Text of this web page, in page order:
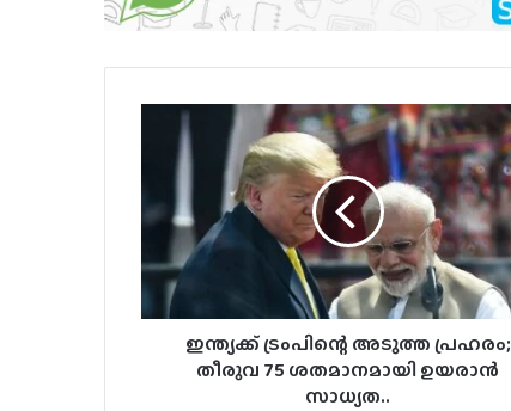
ഇന്ത്യക്ക്
ട്രംപിന്റെ
അടുത്ത
തീരുവ
ശതമാനമായി
ഉയരാൻ
സാധ്യത..
ഇന്ത്യക്ക് ട്രംപിന്റെ അടുത്ത പ്രഹരം;
തീരുവ 75 ശതമാനമായി ഉയരാൻ
സാധ്യത..